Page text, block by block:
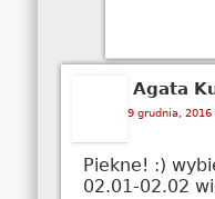
Agata
9 grudnia, 2016
Piekne! :)
02.01-02.02